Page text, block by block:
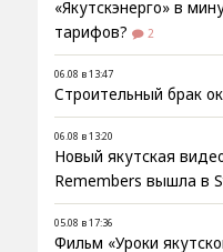
«Якутскэнерго» в
тарифов?
2
06.08 в 13:47
Строительный брак
06.08 в 13:20
Новый якутская
Remembers вышла в
05.08 в 17:36
Фильм «Уроки